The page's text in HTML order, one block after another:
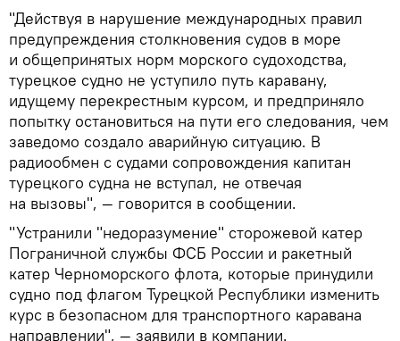
"Действуя в нарушение международных правил
предупреждения столкновения судов в море
и общепринятых норм морского судоходства,
турецкое судно не уступило путь каравану,
идущему перекрестным курсом, и предприняло
попытку остановиться на пути его следования, чем
заведомо создало аварийную ситуацию. В
радиообмен с судами сопровождения капитан
турецкого судна не вступал, не отвечая
на вызовы", — говорится в сообщении.
"Устранили "недоразумение" сторожевой катер
Пограничной службы ФСБ России и ракетный
катер Черноморского флота, которые принудили
судно под флагом Турецкой Республики изменить
курс в безопасном для транспортного каравана
направлении", — заявили в компании.